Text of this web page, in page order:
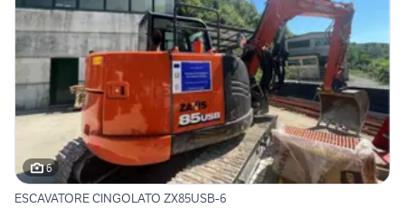
6
ESCAVATORE CINGOLATO ZX85USB-6